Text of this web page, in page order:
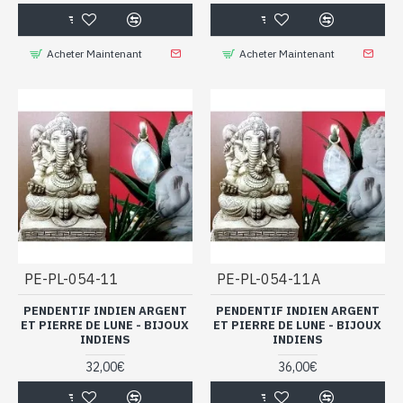
bijoux, cela voudra dire que ce bijou est fait pour vous et
qu’il vous apportera le meilleur.
beaux reflets).
Acheter Maintenant Acheter Maintenant
PE-PL-054-11
PENDENTIF INDIEN ARGENT
ET PIERRE DE LUNE - BIJOUX
INDIENS
32,00€
PE-PL-054-11A
PENDENTIF INDIEN ARGENT
ET PIERRE DE LUNE - BIJOUX
INDIENS
36,00€